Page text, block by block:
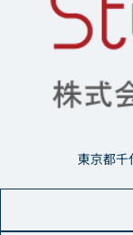
東京都